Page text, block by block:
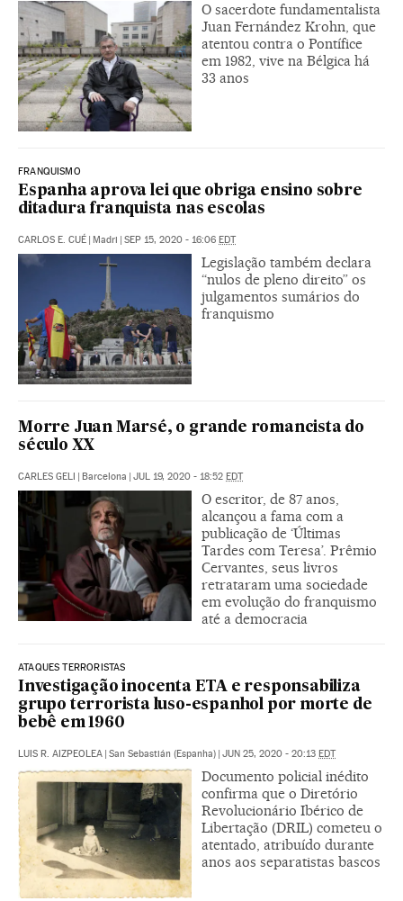
O sacerdote fundamentalista
Juan Fernández Krohn, que
atentou contra o Pontífice
em 1982, vive na Bélgica há
33 anos
FRANQUISMO
Espanha aprova lei que obriga ensino sobre
ditadura franquista nas escolas
CARLOS E. CUÉ Madri SEP 15, 2020 - 16:06 EDT
Legislação também declara
“nulos de pleno direito” os
julgamentos sumários do
franquismo
Morre Juan Marsé, o grande romancista do
século XX
CARLES GELI | Barcelona | JUL 19, 2020 - 18:52 EDT
O escritor, de 87 anos,
alcançou a fama com a
publicação de ‘Últimas
Tardes com Teresa’. Prêmio
Cervantes, seus livros
retrataram uma sociedade
em evolução do franquismo
até a democracia
ATAQUES TERRORISTAS
Investigação inocenta ETA e responsabiliza
grupo terrorista luso-espanhol por morte de
bebê em 1960
LUIS R. AIZPEOLEA | San Sebastián (Espanha) | JUN 25, 2020 - 20:13 EDT
Documento policial inédito
confirma que o Diretório
Revolucionário Ibérico de
Libertação (DRIL) cometeu o
atentado, atribuído durante
anos aos separatistas bascos